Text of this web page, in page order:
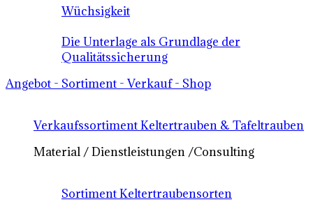
Wüchsigkeit
Die Unterlage als Grundlage der
Qualitätssicherung
Angebot - Sortiment - Verkauf - Shop
Verkaufssortiment Keltertrauben & Tafeltrauben
Material / Dienstleistungen /Consulting
Sortiment Keltertraubensorten